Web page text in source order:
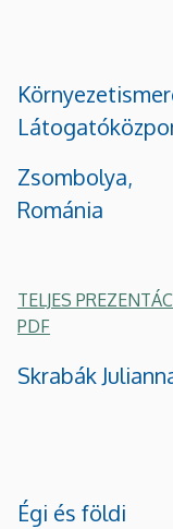
Zsombolya,
Románia
TELJES
PDF
Skrabák
Égi és földi